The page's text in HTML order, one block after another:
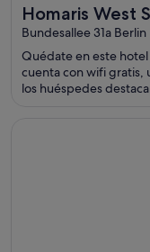
Homaris West
Bundesallee 31a Berlin
Quédate en este hotel
cuenta con wifi gratis,
los huéspedes